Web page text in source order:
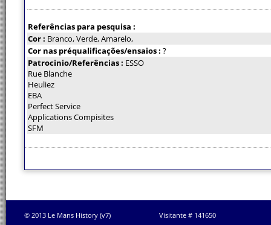
Referências para pesquisa :
Cor : Branco, Verde, Amarelo,
Cor nas préqualificações/ensaios : ?
Patrocinio/Referências : ESSO
Rue Blanche
Heuliez
EBA
Perfect Service
Applications Compisites
SFM
© 2013 Le Mans History (v7) Visitante # 141650